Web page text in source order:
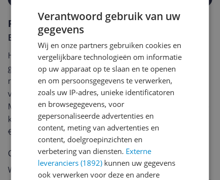
Reviews
Er zijn nog geen reviews geschreven
Heb jij dit product in bezit en wil je graag je mening
geven? Start dan hieronder met het schrijven van je
review. Afhankelijk van de details duurt het schrijven
van een review gemiddeld tussen de 3 en 10 minuten.
Met jouw mening help je andere bezoekers een betere
keuze te maken én maak je iedere maand kans op
€250,-!
Klik hier voor de actievoorwaarden.
Cijfer
Welk cijfer geef jij dit product?
Verantwoord gebruik van uw
gegevens
Wij en onze partners gebruiken cookies en
vergelijkbare technologieën om informatie
op uw apparaat op te slaan en te openen
en om persoonsgegevens te verwerken,
zoals uw IP-adres, unieke identificatoren
en browsegegevens, voor
gepersonaliseerde advertenties en
content, meting van advertenties en
content, doelgroepinzichten en
verbetering van diensten. Externe
leveranciers (1892) kunnen uw gegevens
ook verwerken voor deze en andere